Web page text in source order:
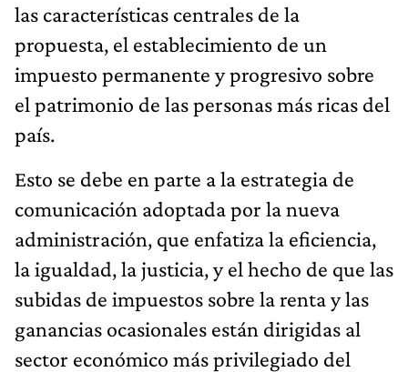
las características centrales de la
propuesta, el establecimiento de un
impuesto permanente y progresivo sobre
el patrimonio de las personas más ricas del
país.
Esto se debe en parte a la estrategia de
comunicación adoptada por la nueva
administración, que enfatiza la eficiencia,
la igualdad, la justicia, y el hecho de que las
subidas de impuestos sobre la renta y las
ganancias ocasionales están dirigidas al
sector económico más privilegiado del